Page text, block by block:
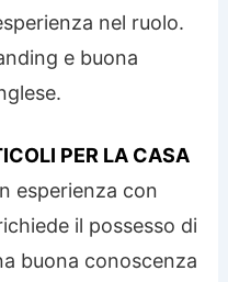
nel ruolo.
e buona
PER LA CASA
esperienza con
il possesso di
buona conoscenza